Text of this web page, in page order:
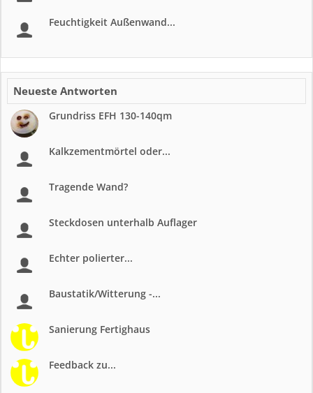
Feuchtigkeit Außenwand...
Neueste Antworten
Grundriss EFH 130-140qm
Kalkzementmörtel oder...
Tragende Wand?
Steckdosen unterhalb Auflager
Echter polierter...
Baustatik/Witterung -...
Sanierung Fertighaus
Feedback zu...